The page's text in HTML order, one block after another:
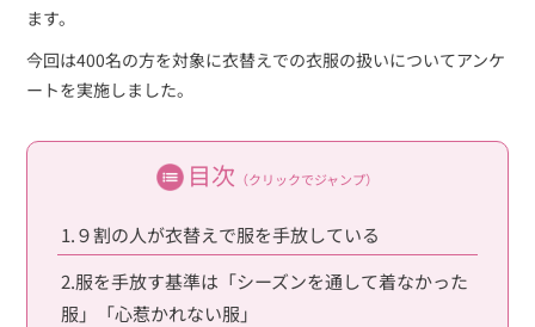
ます。
今回は400名の方を対象に衣替えでの衣服の扱いについてアンケ
ートを実施しました。
目次 （クリックでジャンプ）
1.９割の人が衣替えで服を手放している
2.服を手放す基準は「シーズンを通して着なかった
服」「心惹かれない服」